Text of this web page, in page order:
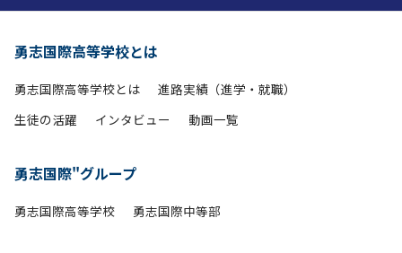
勇志国際高等学校とは
勇志国際高等学校とは
進路実績（進学・就職）
生徒の活躍
インタビュー 動画一覧
勇志国際"グループ
勇志国際高等学校 勇志国際中等部